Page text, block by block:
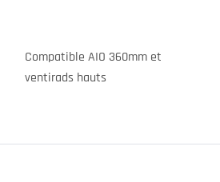
Compatible AIO 360mm et
ventirads hauts